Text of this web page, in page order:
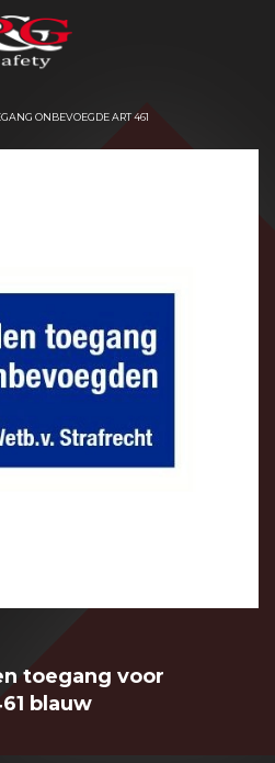
ONBEVOEGDE ART 461
toegang voor
blauw